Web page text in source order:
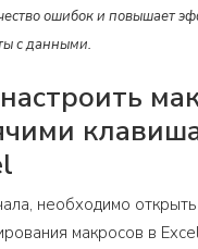
ошибок и повышает
с данными.
необходимо
макросов в